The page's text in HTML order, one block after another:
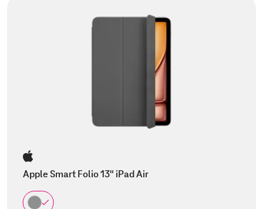
Apple Smart Folio 13" iPad Air